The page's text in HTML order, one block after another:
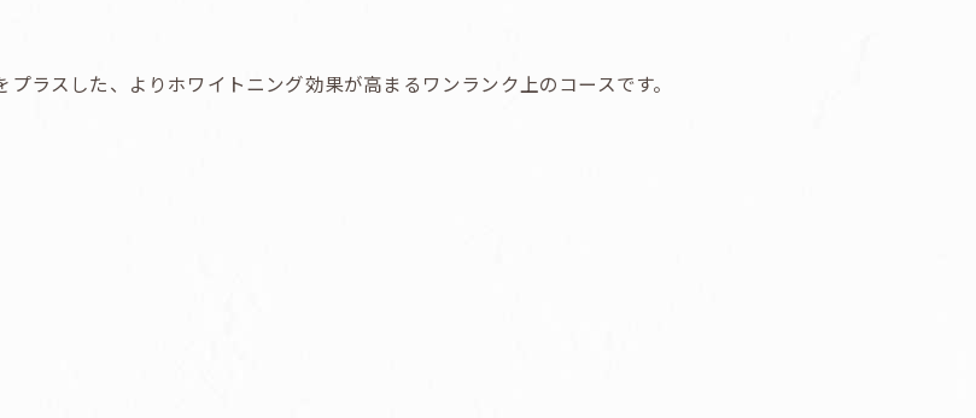
ラスした、よりホワイトニング効果が高まるワンランク上のコースです。